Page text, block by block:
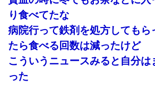
り食べてたな
病院行って鉄剤を処方してもら
たら食べる回数は減ったけど
こういうニュースみると自分は
った